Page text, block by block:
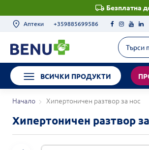
Безплатна
Аптеки +359885699586
ВСИЧКИ ПРОДУКТИ
Начало Хипертоничен разтвор за нос
Хипертоничен разтвор